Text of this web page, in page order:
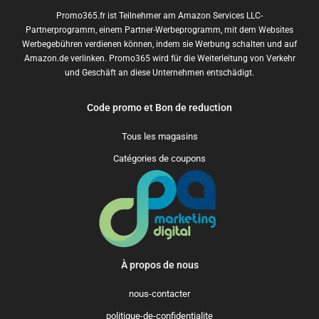
Promo365.fr ist Teilnehmer am Amazon Services LLC-
Partnerprogramm, einem Partner-Werbeprogramm, mit dem Websites
Werbegebühren verdienen können, indem sie Werbung schalten und auf
Amazon.de verlinken. Promo365 wird für die Weiterleitung von Verkehr
und Geschäft an diese Unternehmen entschädigt.
Code promo et Bon de reduction
Tous les magasins
Catégories de coupons
À propos de nous
nous-contacter
politique-de-confidentialite